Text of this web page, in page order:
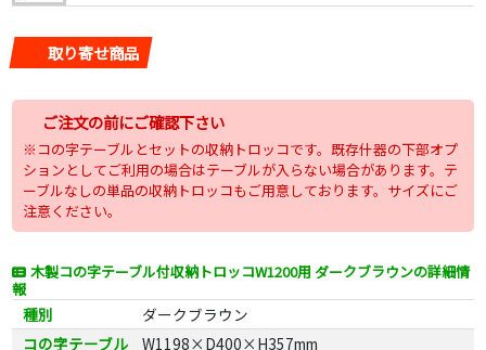
取り寄せ商品
ご注文の前にご確認下さい
※コの字テーブルとセットの収納トロッコです。既存什器の下部オプ
ションとしてご利用の場合はテーブルが入らない場合があります。テ
ーブルなしの単品の収納トロッコもご用意しております。サイズにご
注意ください。
木製コの字テーブル付収納トロッコW1200用 ダークブラウンの詳細情
報
種別
ダークブラウン
コの字テーブル
W1198×D400×H357mm